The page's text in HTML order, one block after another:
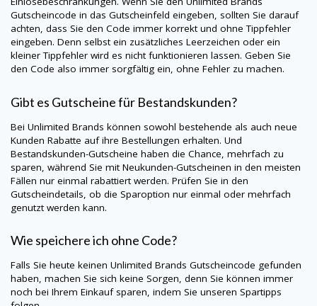
Gutscheincode in das Gutscheinfeld eingeben, sollten Sie darauf
achten, dass Sie den Code immer korrekt und ohne Tippfehler
eingeben. Denn selbst ein zusätzliches Leerzeichen oder ein
kleiner Tippfehler wird es nicht funktionieren lassen. Geben Sie
den Code also immer sorgfältig ein, ohne Fehler zu machen.
Gibt es Gutscheine für Bestandskunden?
Bei Unlimited Brands können sowohl bestehende als auch neue
Kunden Rabatte auf ihre Bestellungen erhalten. Und
Bestandskunden-Gutscheine haben die Chance, mehrfach zu
sparen, während Sie mit Neukunden-Gutscheinen in den meisten
Fällen nur einmal rabattiert werden. Prüfen Sie in den
Gutscheindetails, ob die Sparoption nur einmal oder mehrfach
genutzt werden kann.
Wie speichere ich ohne Code?
Falls Sie heute keinen Unlimited Brands Gutscheincode gefunden
haben, machen Sie sich keine Sorgen, denn Sie können immer
noch bei Ihrem Einkauf sparen, indem Sie unseren Spartipps